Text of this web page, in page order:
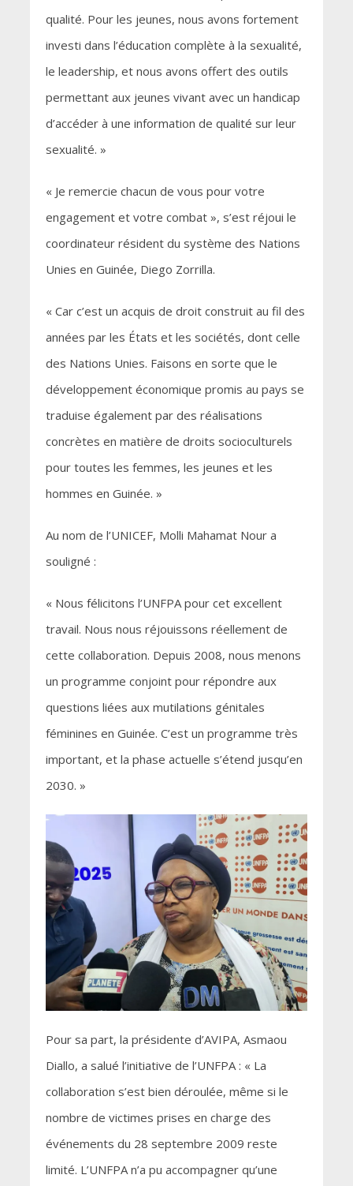
qualité. Pour les jeunes, nous avons fortement
investi dans l’éducation complète à la sexualité,
le leadership, et nous avons offert des outils
permettant aux jeunes vivant avec un handicap
d’accéder à une information de qualité sur leur
sexualité. »
« Je remercie chacun de vous pour votre
engagement et votre combat », s’est réjoui le
coordinateur résident du système des Nations
Unies en Guinée, Diego Zorrilla.
« Car c’est un acquis de droit construit au fil des
années par les États et les sociétés, dont celle
des Nations Unies. Faisons en sorte que le
développement économique promis au pays se
traduise également par des réalisations
concrètes en matière de droits socioculturels
pour toutes les femmes, les jeunes et les
hommes en Guinée. »
Au nom de l’UNICEF, Molli Mahamat Nour a
souligné :
« Nous félicitons l’UNFPA pour cet excellent
travail. Nous nous réjouissons réellement de
cette collaboration. Depuis 2008, nous menons
un programme conjoint pour répondre aux
questions liées aux mutilations génitales
féminines en Guinée. C’est un programme très
important, et la phase actuelle s’étend jusqu’en
2030. »
Pour sa part, la présidente d’AVIPA, Asmaou
Diallo, a salué l’initiative de l’UNFPA : « La
collaboration s’est bien déroulée, même si le
nombre de victimes prises en charge des
événements du 28 septembre 2009 reste
limité. L’UNFPA n’a pu accompagner qu’une